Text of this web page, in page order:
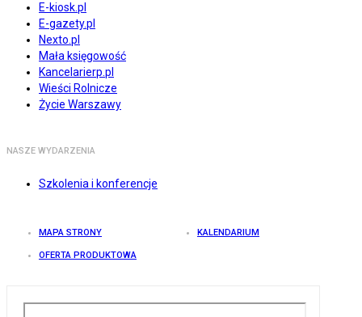
E-kiosk.pl
E-gazety.pl
Nexto.pl
Mała księgowość
Kancelarierp.pl
Wieści Rolnicze
Życie Warszawy
NASZE WYDARZENIA
Szkolenia i konferencje
MAPA STRONY KALENDARIUM
OFERTA PRODUKTOWA